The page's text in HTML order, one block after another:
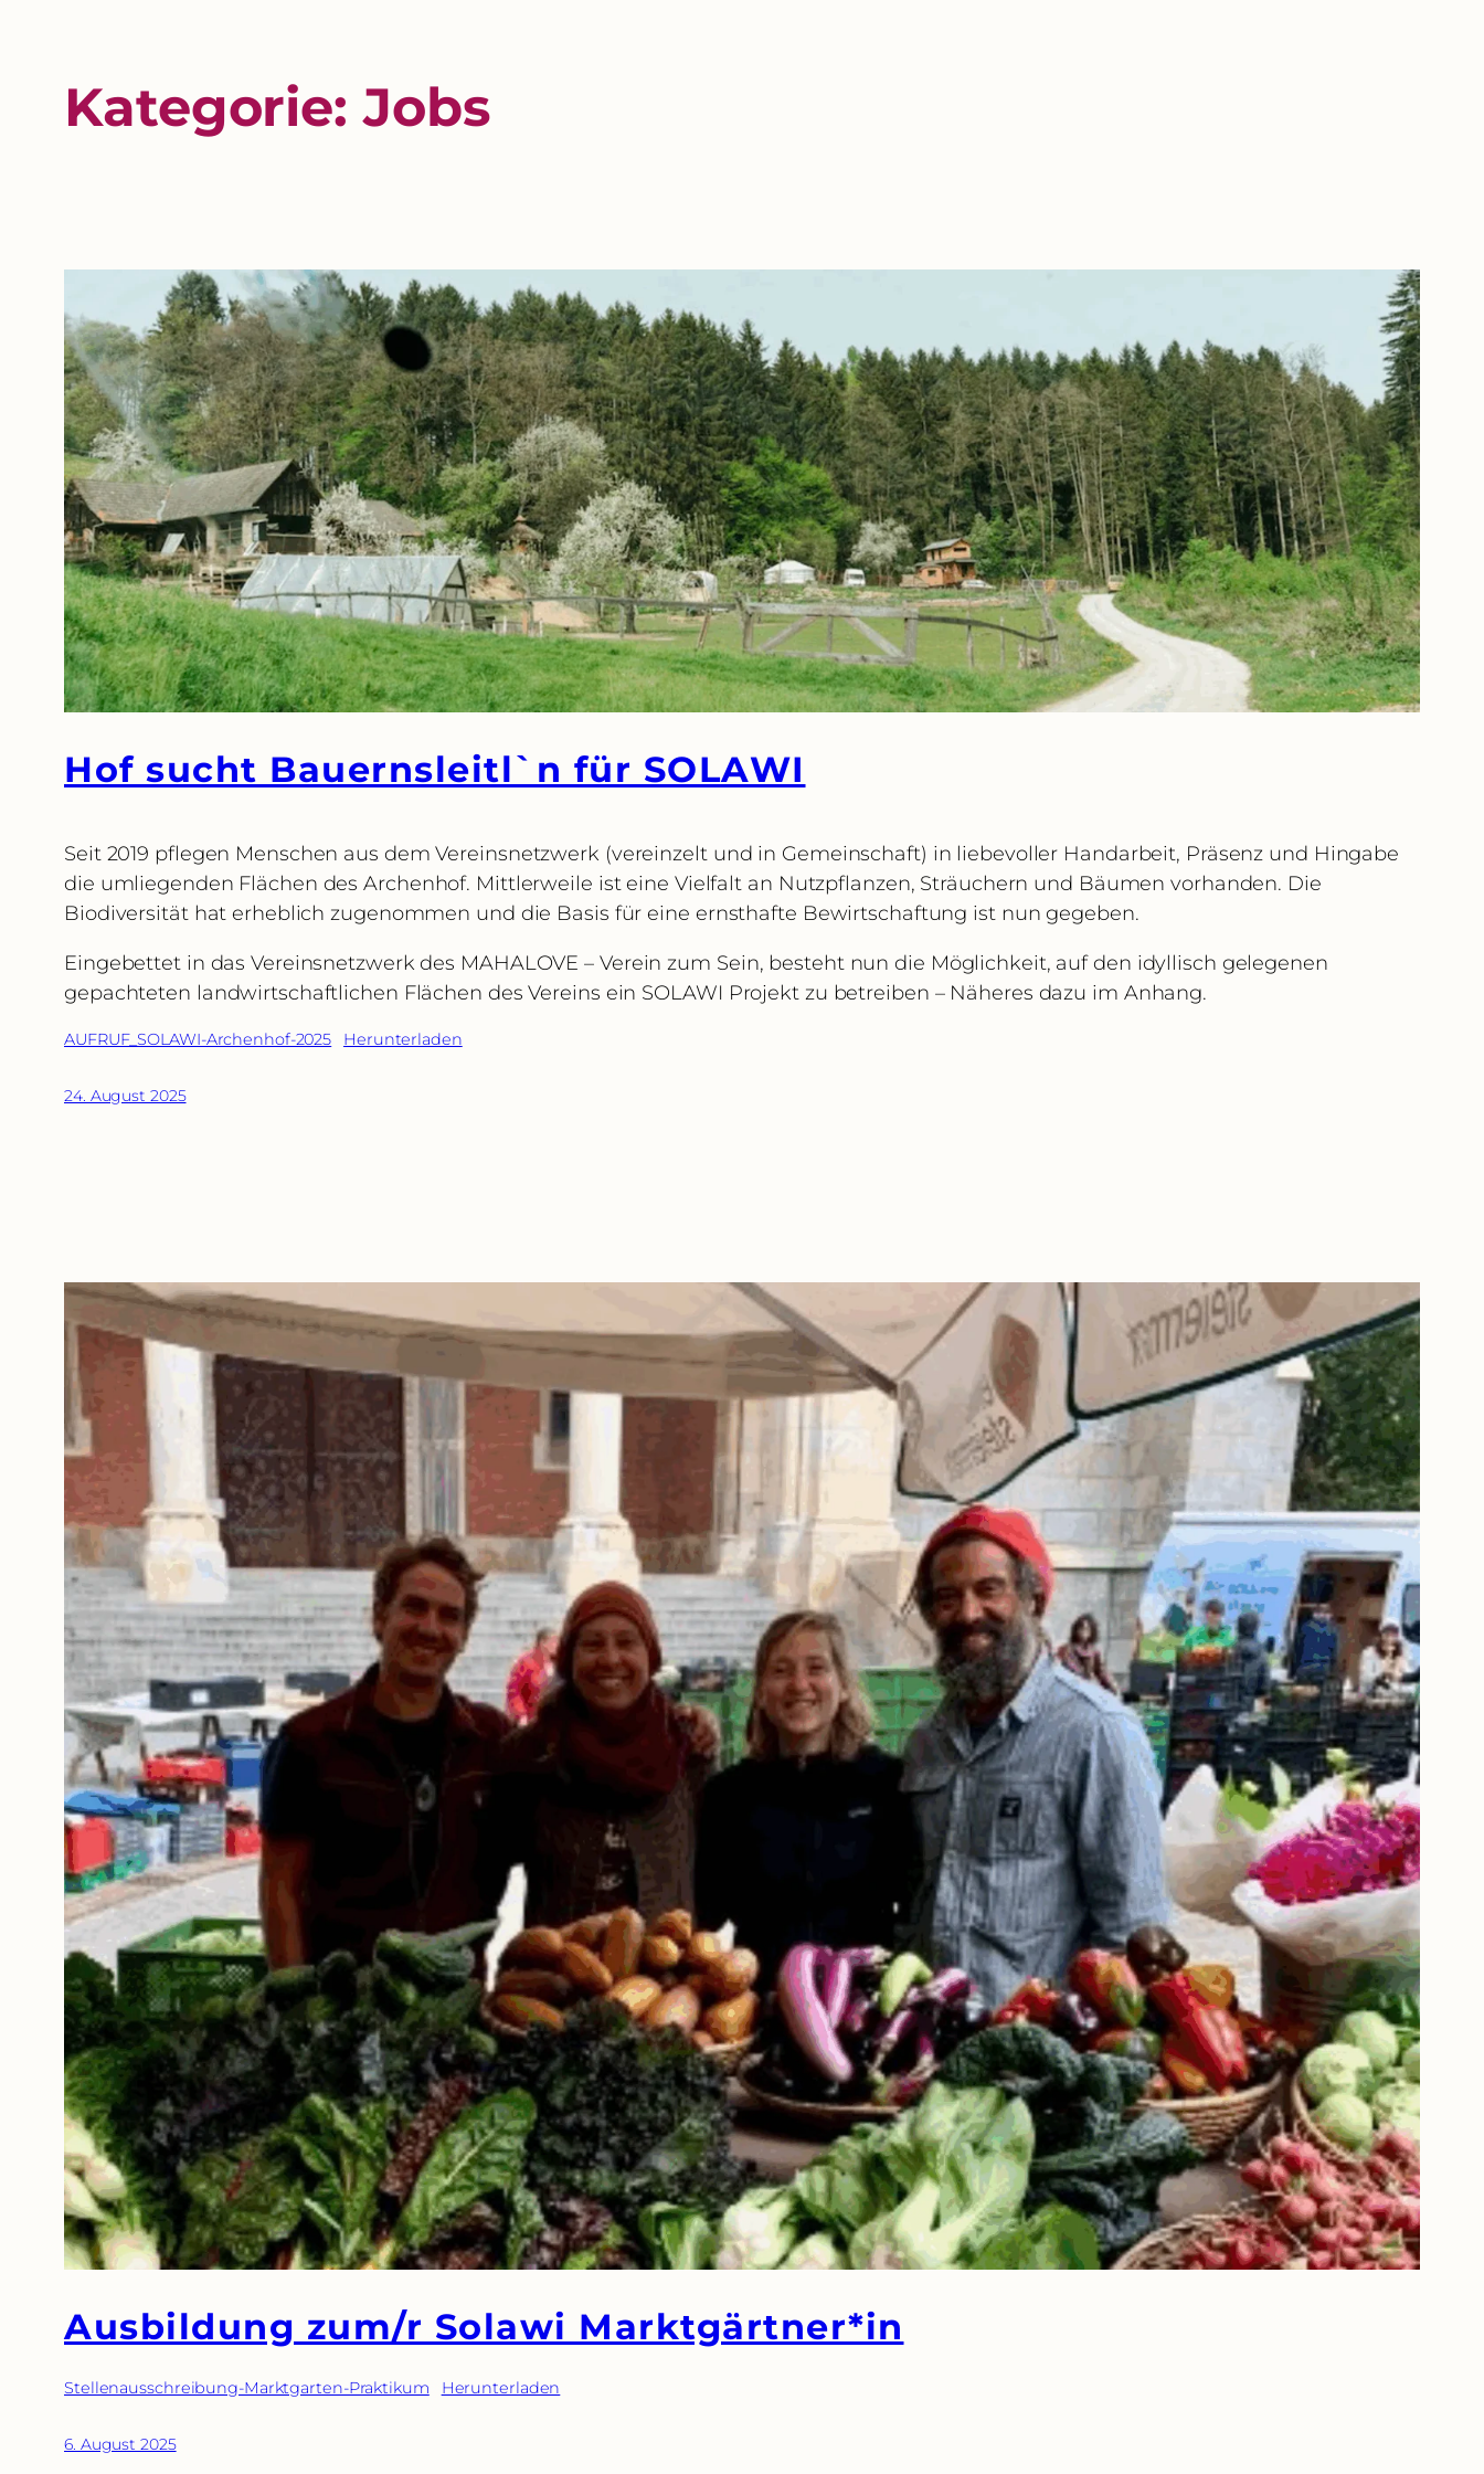
Kategorie:Jobs
Hof sucht Bauernsleitl`n für SOLAWI
Seit 2019 pflegen Menschen aus dem Vereinsnetzwerk (vereinzelt und in Gemeinschaft) in liebevoller Handarbeit, Präsenz und Hingabe
die umliegenden Flächen des Archenhof. Mittlerweile ist eine Vielfalt an Nutzpflanzen, Sträuchern und Bäumen vorhanden. Die
Biodiversität hat erheblich zugenommen und die Basis für eine ernsthafte Bewirtschaftung ist nun gegeben.
Eingebettet in das Vereinsnetzwerk des MAHALOVE – Verein zum Sein, besteht nun die Möglichkeit, auf den idyllisch gelegenen
gepachteten landwirtschaftlichen Flächen des Vereins ein SOLAWI Projekt zu betreiben – Näheres dazu im Anhang.
AUFRUF_SOLAWI-Archenhof-2025 Herunterladen
24. August 2025
Ausbildung zum/r Solawi Marktgärtner*in
Stellenausschreibung-Marktgarten-Praktikum Herunterladen
6. August 2025